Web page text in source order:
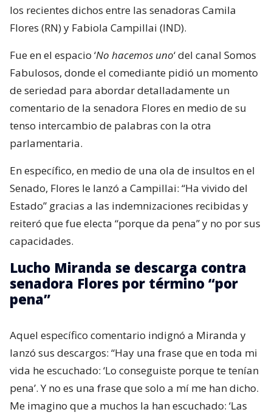
los recientes dichos entre las senadoras Camila
Flores (RN) y Fabiola Campillai (IND).
Fue en el espacio ‘No hacemos uno‘ del canal Somos
Fabulosos, donde el comediante pidió un momento
de seriedad para abordar detalladamente un
comentario de la senadora Flores en medio de su
tenso intercambio de palabras con la otra
parlamentaria.
En específico, en medio de una ola de insultos en el
Senado, Flores le lanzó a Campillai: “Ha vivido del
Estado” gracias a las indemnizaciones recibidas y
reiteró que fue electa “porque da pena” y no por sus
capacidades.
Lucho Miranda se descarga contra
senadora Flores por término “por
pena”
Aquel específico comentario indignó a Miranda y
lanzó sus descargos: “Hay una frase que en toda mi
vida he escuchado: ‘Lo conseguiste porque te tenían
pena’. Y no es una frase que solo a mí me han dicho.
Me imagino que a muchos la han escuchado: ‘Las